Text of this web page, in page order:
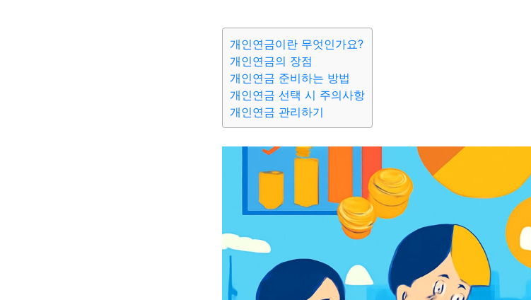
개인연금이란 무엇인가요?
개인연금의 장점
개인연금 준비하는 방법
개인연금 선택 시 주의사항
개인연금 관리하기